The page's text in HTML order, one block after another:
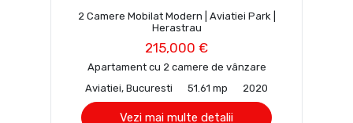
2 Camere Mobilat Modern | Aviatiei Park |
Herastrau
215,000 €
Apartament cu 2 camere de vânzare
Aviatiei, Bucuresti
51.61 mp 2020
Vezi mai multe detalii